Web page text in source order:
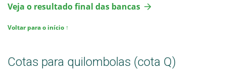
Veja o resultado final das bancas
Voltar para o início ↑
Cotas para quilombolas (cota Q)